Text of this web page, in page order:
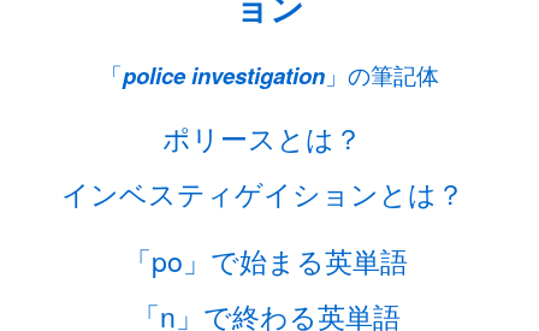
「police investigation 」の筆記体
ポリースとは？
インベスティゲイションとは？
「po」で始まる英単語
「n」で終わる英単語